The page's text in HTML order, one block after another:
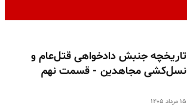
تاریخچه جنبش دادخواهی قتل‌عام و
نسل‌کشی مجاهدین - قسمت نهم
۱۵ مرداد ۱۴۰۵